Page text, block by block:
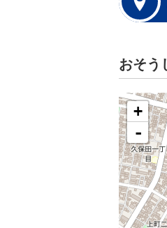
おそう
+
-